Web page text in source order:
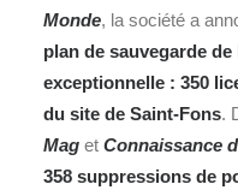
Monde, la société a
plan de sauvegarde de
exceptionnelle : 350
du site de Saint-Fons.
Mag et Connaissance
358 suppressions de